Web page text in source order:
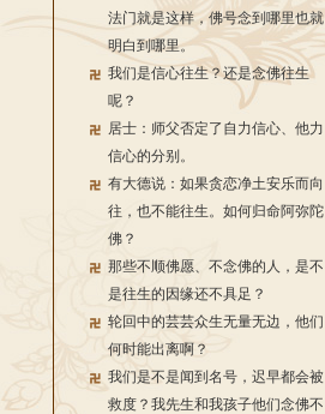
法门就是这样，佛号念到哪里也就
明白到哪里。
我们是信心往生？还是念佛往生
呢？
居士：师父否定了自力信心、他力
信心的分别。
有大德说：如果贪恋净土安乐而向
往，也不能往生。如何归命阿弥陀
佛？
那些不顺佛愿、不念佛的人，是不
是往生的因缘还不具足？
轮回中的芸芸众生无量无边，他们
何时能出离啊？
我们是不是闻到名号，迟早都会被
救度？我先生和我孩子他们念佛不